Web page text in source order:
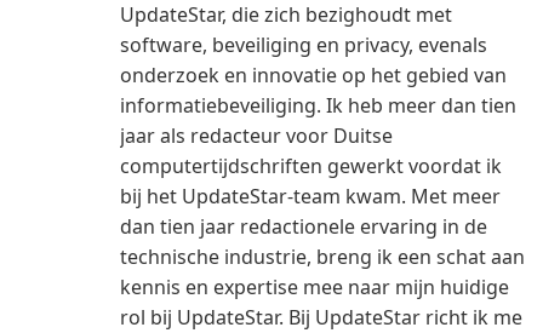
UpdateStar, die zich bezighoudt met
software, beveiliging en privacy, evenals
onderzoek en innovatie op het gebied van
informatiebeveiliging. Ik heb meer dan tien
jaar als redacteur voor Duitse
computertijdschriften gewerkt voordat ik
bij het UpdateStar-team kwam. Met meer
dan tien jaar redactionele ervaring in de
technische industrie, breng ik een schat aan
kennis en expertise mee naar mijn huidige
rol bij UpdateStar. Bij UpdateStar richt ik me